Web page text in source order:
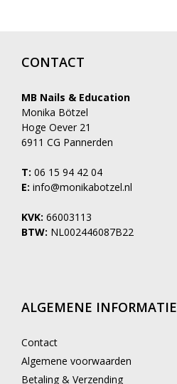
CONTACT
MB Nails & Education
Monika Bötzel
Hoge Oever 21
6911 CG Pannerden
T: 06 15 94 42 04
E: info@monikabotzel.nl
KVK: 66003113
BTW: NL002446087B22
ALGEMENE INFORMATIE
Contact
Algemene voorwaarden
Betaling & Verzending